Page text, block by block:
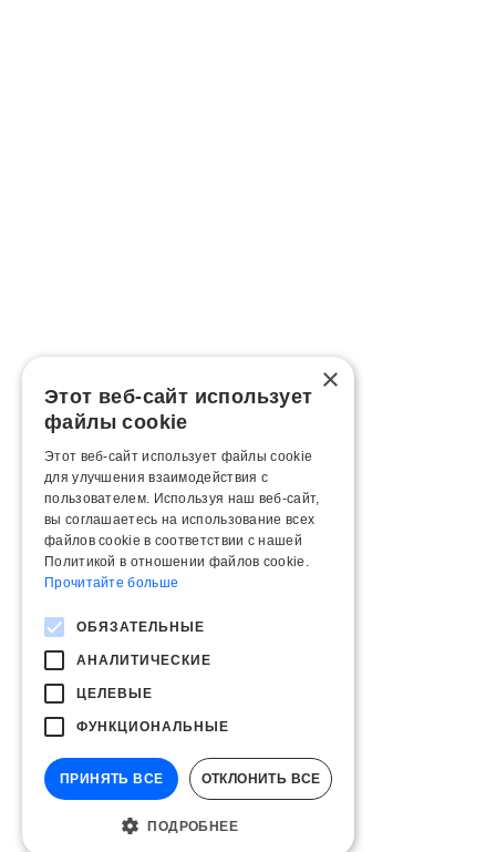
×
Этот веб-сайт использует
файлы cookie
Этот веб-сайт использует файлы cookie
для улучшения взаимодействия с
пользователем. Используя наш веб-сайт,
вы соглашаетесь на использование всех
файлов cookie в соответствии с нашей
Политикой в ​​отношении файлов cookie.
Прочитайте больше
ОБЯЗАТЕЛЬНЫЕ
АНАЛИТИЧЕСКИЕ
ЦЕЛЕВЫЕ
ФУНКЦИОНАЛЬНЫЕ
ПРИНЯТЬ ВСЕ ОТКЛОНИТЬ ВСЕ
ПОДРОБНЕЕ